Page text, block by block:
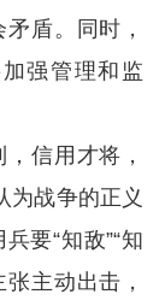
盾。同时，
强管理和监
信用才将，
为战争的正义
要“知敌”“知
主动出击，